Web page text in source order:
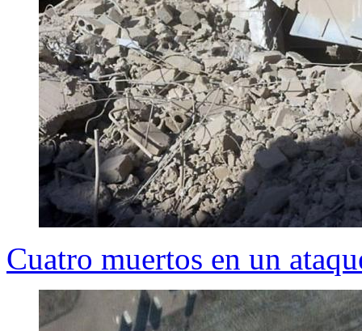
Cuatro muertos en un